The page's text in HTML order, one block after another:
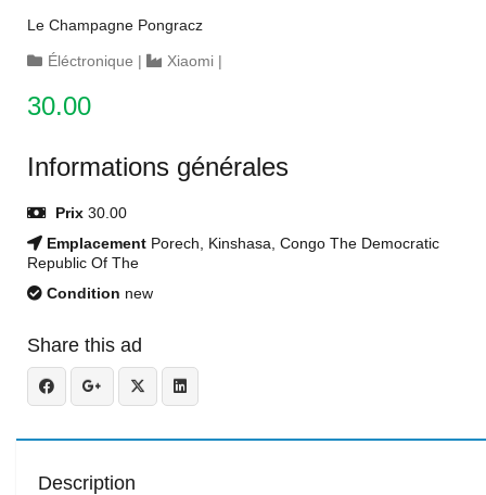
Le Champagne Pongracz
Éléctronique | Xiaomi |
30.00
Informations générales
Prix 30.00
Emplacement Porech, Kinshasa, Congo The Democratic
Republic Of The
Condition new
Share this ad
Description